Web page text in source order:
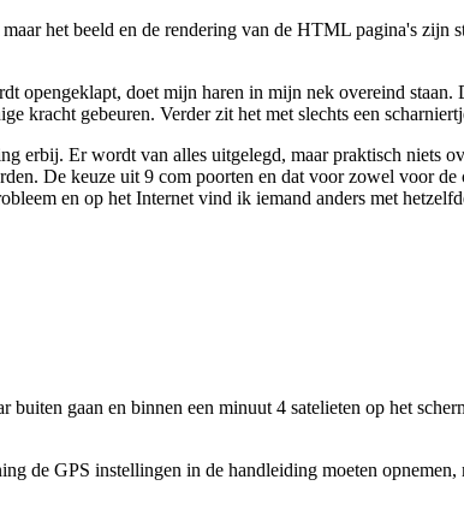
het beeld en de rendering van de HTML pagina's zijn
opengeklapt, doet mijn haren in mijn nek overeind staan.
kracht gebeuren. Verder zit het met slechts een
erbij. Er wordt van alles uitgelegd, maar praktisch niets
De keuze uit 9 com poorten en dat voor zowel voor de
en op het Internet vind ik iemand anders met
buiten gaan en binnen een minuut 4 satelieten op het
de GPS instellingen in de handleiding moeten opnemen,